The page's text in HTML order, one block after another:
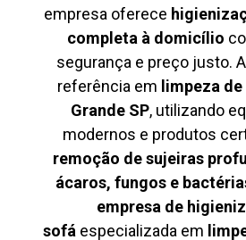
empresa oferece
completa à domicílio
segurança e preço justo.
referência em limpeza
Grande SP, utilizando
modernos e produtos
remoção de sujeiras
ácaros, fungos e
empresa de
sofá especializada em